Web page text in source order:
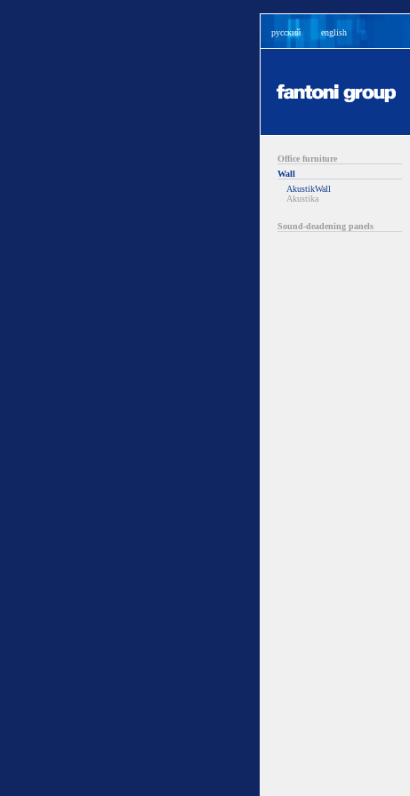
русский english
Office furniture
Wall
AkustikWall
Akustika
Sound-deadening panels